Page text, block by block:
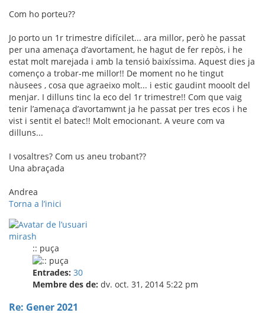
Com ho porteu??
Jo porto un 1r trimestre difícilet... ara millor, però he passat
per una amenaça d’avortament, he hagut de fer repòs, i he
estat molt marejada i amb la tensió baixíssima. Aquest dies ja
començo a trobar-me millor!! De moment no he tingut
nàusees , cosa que agraeixo molt... i estic gaudint mooolt del
menjar. I dilluns tinc la eco del 1r trimestre!! Com que vaig
tenir l’amenaça d’avortamwnt ja he passat per tres ecos i he
vist i sentit el batec!! Molt emocionant. A veure com va
dilluns...
I vosaltres? Com us aneu trobant??
Una abraçada
Andrea
Torna a l’inici
mirash
:: puça
Entrades: 30
Membre des de: dv. oct. 31, 2014 5:22 pm
Re: Gener 2021